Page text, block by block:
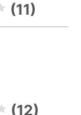
(11)
(12)